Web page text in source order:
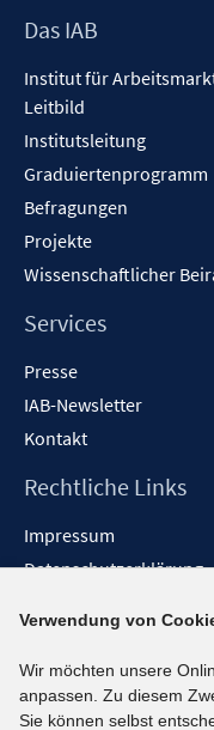
Footer
Das IAB
Institut für
Leitbild
Institutsleitung
Graduiertenprogramm
Befragungen
Projekte
Wissenschaftlicher
Services
Presse
IAB-Newsletter
Kontakt
Rechtliche Links
Impressum
Datenschutzerklärung
Barrieren melden
Social-Media-
Verwendung von
Wir möchten unsere
anpassen. Zu diesem
Sie können selbst